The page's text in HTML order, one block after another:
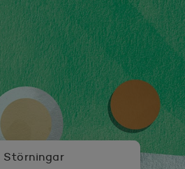
Language
Störningar